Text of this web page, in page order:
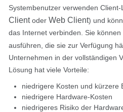
Systembenutzer verwenden
Clientoder Web Client) und
das Internet verbinden. Sie
ausführen, die sie zur Verfügung
Unternehmen in der vollständigen
Lösung hat viele Vorteile:
niedrigere Kosten und kürzere
niedrigere Hardware-Kosten
niedrigeres Risiko der